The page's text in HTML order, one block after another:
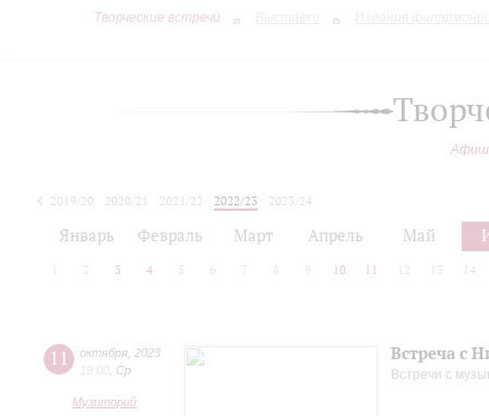
Творческие встречи
2019/20 2020/21 2021/22 2022/23
2023/24
Январь Февраль Март Апрель Май
2 3 4 5 6 7 8 9 10 11 12 13 14
11 октября 2023
19:00 Ср
Музиторий
Встреча с
Встречи с